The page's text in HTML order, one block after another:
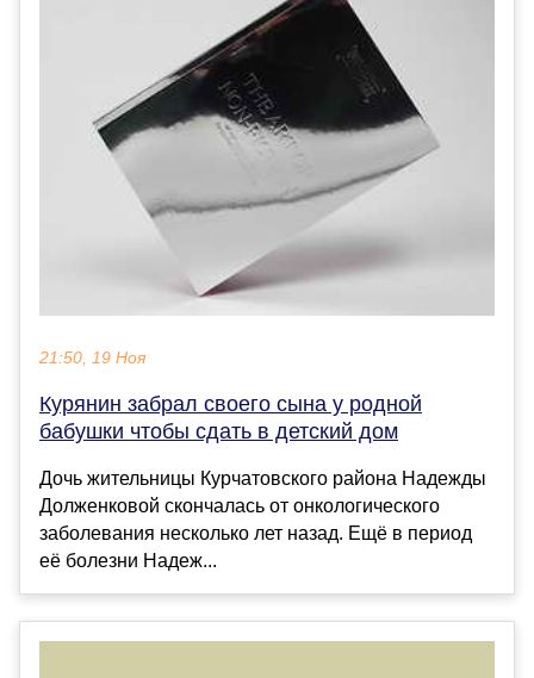
21:50, 19 Ноя
Курянин забрал своего сына у родной
бабушки чтобы сдать в детский дом
Дочь жительницы Курчатовского района Надежды
Долженковой скончалась от онкологического
заболевания несколько лет назад. Ещё в период
её болезни Надеж...